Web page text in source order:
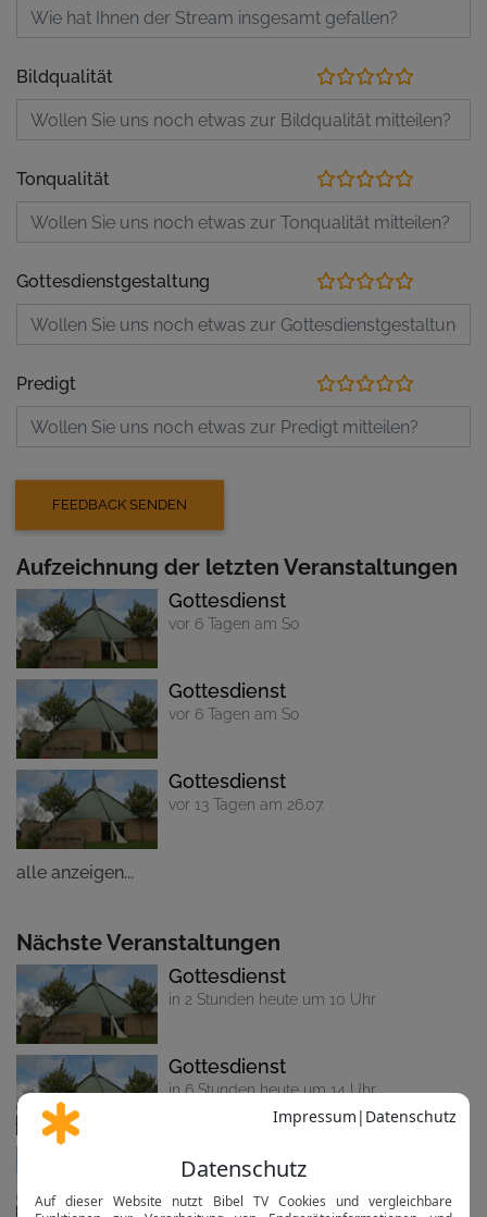
Bildqualität
Tonqualität
Gottesdienstgestaltung
Predigt
Aufzeichnung der letzten Veranstaltungen
Gottesdienst
vor 6 Tagen am So
Gottesdienst
vor 6 Tagen am So
Gottesdienst
vor 13 Tagen am 26.07.
alle anzeigen...
Nächste Veranstaltungen
Gottesdienst
in 2 Stunden heute um 10 Uhr
Gottesdienst
in 6 Stunden heute um 14 Uhr
Gottesdienst
in 7 Tagen am So um 10 Uhr